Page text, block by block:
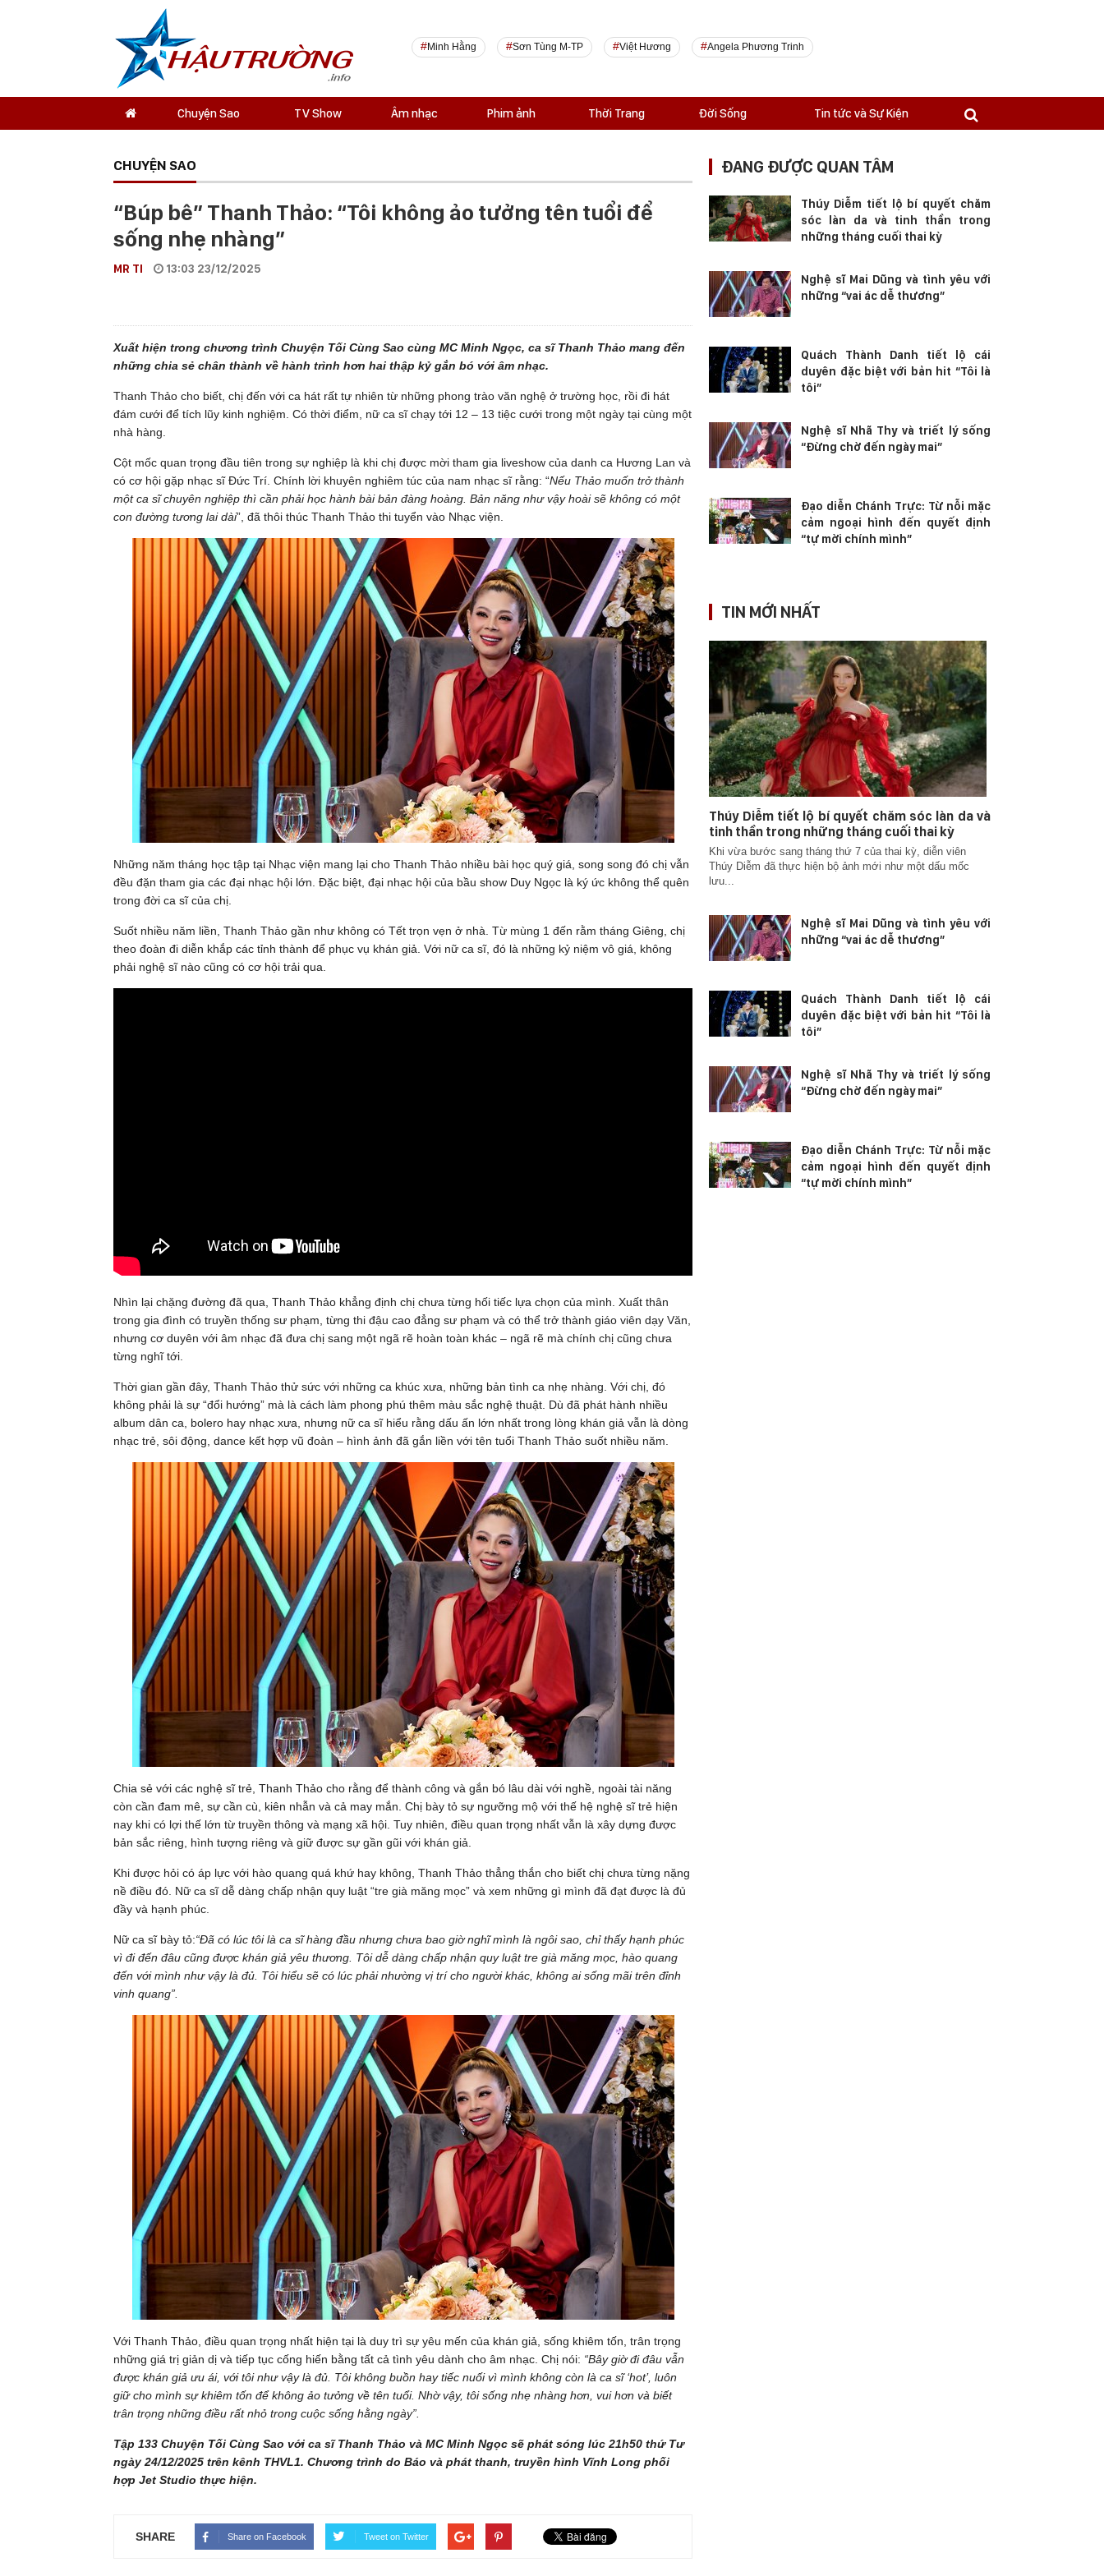
Minh Hằng Sơn Tùng M-TP Việt Hương Angela Phương Trinh
Chuyện Sao TV Show Âm nhạc Phim ảnh Thời Trang Đời Sống Tin tức và Sự Kiện
CHUYỆN SAO
“Búp bê” Thanh Thảo: “Tôi không ảo tưởng tên tuổi để
sống nhẹ nhàng”
MR TI 13:03 23/12/2025
Xuất hiện trong chương trình Chuyện Tối Cùng Sao cùng MC Minh Ngọc, ca sĩ Thanh Thảo mang đến
những chia sẻ chân thành về hành trình hơn hai thập kỷ gắn bó với âm nhạc.
Thanh Thảo cho biết, chị đến với ca hát rất tự nhiên từ những phong trào văn nghệ ở trường học, rồi đi hát
đám cưới để tích lũy kinh nghiệm. Có thời điểm, nữ ca sĩ chạy tới 12 – 13 tiệc cưới trong một ngày tại cùng một
nhà hàng.
Cột mốc quan trọng đầu tiên trong sự nghiệp là khi chị được mời tham gia liveshow của danh ca Hương Lan và
có cơ hội gặp nhạc sĩ Đức Trí. Chính lời khuyên nghiêm túc của nam nhạc sĩ rằng: “Nếu Thảo muốn trở thành
một ca sĩ chuyên nghiệp thì cần phải học hành bài bản đàng hoàng. Bản năng như vậy hoài sẽ không có một
con đường tương lai dài”, đã thôi thúc Thanh Thảo thi tuyển vào Nhạc viện.
Những năm tháng học tập tại Nhạc viện mang lại cho Thanh Thảo nhiều bài học quý giá, song song đó chị vẫn
đều đặn tham gia các đại nhạc hội lớn. Đặc biệt, đại nhạc hội của bầu show Duy Ngọc là ký ức không thể quên
trong đời ca sĩ của chị.
Suốt nhiều năm liền, Thanh Thảo gần như không có Tết trọn vẹn ở nhà. Từ mùng 1 đến rằm tháng Giêng, chị
theo đoàn đi diễn khắp các tỉnh thành để phục vụ khán giả. Với nữ ca sĩ, đó là những kỷ niệm vô giá, không
phải nghệ sĩ nào cũng có cơ hội trải qua.
Nhìn lại chặng đường đã qua, Thanh Thảo khẳng định chị chưa từng hối tiếc lựa chọn của mình. Xuất thân
trong gia đình có truyền thống sư phạm, từng thi đậu cao đẳng sư phạm và có thể trở thành giáo viên dạy Văn,
nhưng cơ duyên với âm nhạc đã đưa chị sang một ngã rẽ hoàn toàn khác – ngã rẽ mà chính chị cũng chưa
từng nghĩ tới.
Thời gian gần đây, Thanh Thảo thử sức với những ca khúc xưa, những bản tình ca nhẹ nhàng. Với chị, đó
không phải là sự “đổi hướng” mà là cách làm phong phú thêm màu sắc nghệ thuật. Dù đã phát hành nhiều
album dân ca, bolero hay nhạc xưa, nhưng nữ ca sĩ hiểu rằng dấu ấn lớn nhất trong lòng khán giả vẫn là dòng
nhạc trẻ, sôi động, dance kết hợp vũ đoàn – hình ảnh đã gắn liền với tên tuổi Thanh Thảo suốt nhiều năm.
Chia sẻ với các nghệ sĩ trẻ, Thanh Thảo cho rằng để thành công và gắn bó lâu dài với nghề, ngoài tài năng
còn cần đam mê, sự cần cù, kiên nhẫn và cả may mắn. Chị bày tỏ sự ngưỡng mộ với thế hệ nghệ sĩ trẻ hiện
nay khi có lợi thế lớn từ truyền thông và mạng xã hội. Tuy nhiên, điều quan trọng nhất vẫn là xây dựng được
bản sắc riêng, hình tượng riêng và giữ được sự gần gũi với khán giả.
Khi được hỏi có áp lực với hào quang quá khứ hay không, Thanh Thảo thẳng thắn cho biết chị chưa từng nặng
nề điều đó. Nữ ca sĩ dễ dàng chấp nhận quy luật “tre già măng mọc” và xem những gì mình đã đạt được là đủ
đầy và hạnh phúc.
Nữ ca sĩ bày tỏ:“Đã có lúc tôi là ca sĩ hàng đầu nhưng chưa bao giờ nghĩ mình là ngôi sao, chỉ thấy hạnh phúc
vì đi đến đâu cũng được khán giả yêu thương. Tôi dễ dàng chấp nhận quy luật tre già măng mọc, hào quang
đến với mình như vậy là đủ. Tôi hiểu sẽ có lúc phải nhường vị trí cho người khác, không ai sống mãi trên đỉnh
vinh quang”.
Với Thanh Thảo, điều quan trọng nhất hiện tại là duy trì sự yêu mến của khán giả, sống khiêm tốn, trân trọng
những giá trị giản dị và tiếp tục cống hiến bằng tất cả tình yêu dành cho âm nhạc. Chị nói: “Bây giờ đi đâu vẫn
được khán giả ưu ái, với tôi như vậy là đủ. Tôi không buồn hay tiếc nuối vì mình không còn là ca sĩ ‘hot’, luôn
giữ cho mình sự khiêm tốn để không ảo tưởng về tên tuổi. Nhờ vậy, tôi sống nhẹ nhàng hơn, vui hơn và biết
trân trọng những điều rất nhỏ trong cuộc sống hằng ngày”.
Tập 133 Chuyện Tối Cùng Sao với ca sĩ Thanh Thảo và MC Minh Ngọc sẽ phát sóng lúc 21h50 thứ Tư
ngày 24/12/2025 trên kênh THVL1. Chương trình do Báo và phát thanh, truyền hình Vĩnh Long phối
hợp Jet Studio thực hiện.
SHARE Share on Facebook Tweet on Twitter
ĐANG ĐƯỢC QUAN TÂM
Thúy Diễm tiết lộ bí quyết chăm
sóc làn da và tinh thần trong
những tháng cuối thai kỳ
Nghệ sĩ Mai Dũng và tình yêu với
những “vai ác dễ thương”
Quách Thành Danh tiết lộ cái
duyên đặc biệt với bản hit “Tôi là
tôi”
Nghệ sĩ Nhã Thy và triết lý sống
“Đừng chờ đến ngày mai”
Đạo diễn Chánh Trực: Từ nỗi mặc
cảm ngoại hình đến quyết định
“tự mời chính mình”
TIN MỚI NHẤT
Thúy Diễm tiết lộ bí quyết chăm sóc làn da và
tinh thần trong những tháng cuối thai kỳ
Khi vừa bước sang tháng thứ 7 của thai kỳ, diễn viên
Thúy Diễm đã thực hiện bộ ảnh mới như một dấu mốc
lưu...
Nghệ sĩ Mai Dũng và tình yêu với
những “vai ác dễ thương”
Quách Thành Danh tiết lộ cái
duyên đặc biệt với bản hit “Tôi là
tôi”
Nghệ sĩ Nhã Thy và triết lý sống
“Đừng chờ đến ngày mai”
Đạo diễn Chánh Trực: Từ nỗi mặc
cảm ngoại hình đến quyết định
“tự mời chính mình”